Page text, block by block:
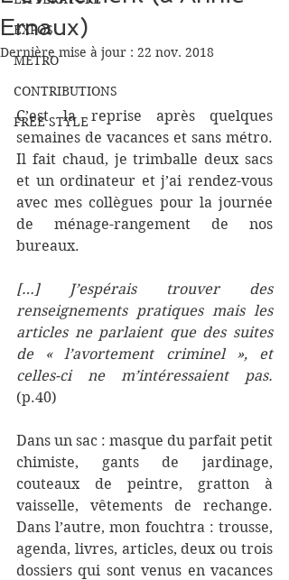
EXPOS
METRO
CONTRIBUTIONS
FREE STYLE
Ernaux)
Dernière mise à jour : 22 nov. 2018
C’est la reprise après quelques
semaines de vacances et sans métro.
Il fait chaud, je trimballe deux sacs
et un ordinateur et j’ai rendez-vous
avec mes collègues pour la journée
de ménage-rangement de nos
bureaux.
[…] J’espérais trouver des
renseignements pratiques mais les
articles ne parlaient que des suites
de « l’avortement criminel », et
celles-ci ne m’intéressaient pas.
(p.40)
Dans un sac : masque du parfait petit
chimiste, gants de jardinage,
couteaux de peintre, gratton à
vaisselle, vêtements de rechange.
Dans l’autre, mon fouchtra : trousse,
agenda, livres, articles, deux ou trois
dossiers qui sont venus en vacances